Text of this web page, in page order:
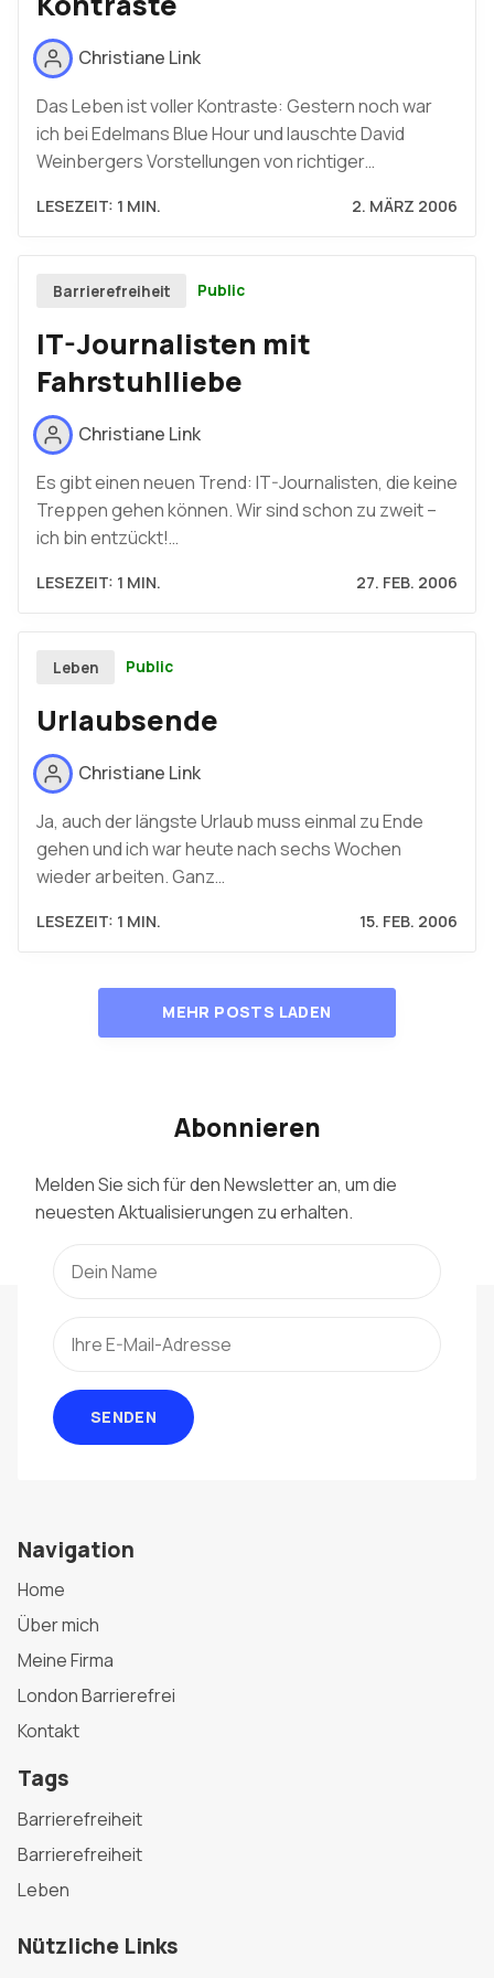
Christiane Link
Das Leben ist voller Kontraste: Gestern noch war
ich bei Edelmans Blue Hour und lauschte David
Weinbergers Vorstellungen von richtiger…
LESEZEIT: 1 MIN. 2. MÄRZ 2006
Barrierefreiheit Public
IT-Journalisten mit
Fahrstuhlliebe
Christiane Link
Es gibt einen neuen Trend: IT-Journalisten, die keine
Treppen gehen können. Wir sind schon zu zweit –
ich bin entzückt!…
LESEZEIT: 1 MIN. 27. FEB. 2006
Leben Public
Urlaubsende
Christiane Link
Ja, auch der längste Urlaub muss einmal zu Ende
gehen und ich war heute nach sechs Wochen
wieder arbeiten. Ganz…
LESEZEIT: 1 MIN. 15. FEB. 2006
MEHR POSTS LADEN
Abonnieren
Melden Sie sich für den Newsletter an, um die
neuesten Aktualisierungen zu erhalten.
SENDEN
Navigation
Home
Über mich
Meine Firma
London Barrierefrei
Kontakt
Tags
Barrierefreiheit
Barrierefreiheit
Leben
Nützliche Links